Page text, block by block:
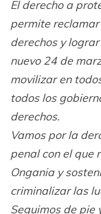
El derecho a
permite
derechos y
nuevo 24 de
movilizar en
todos los
derechos.
Vamos por la
penal con el que
Ongania y
criminalizar las
Seguimos de pie